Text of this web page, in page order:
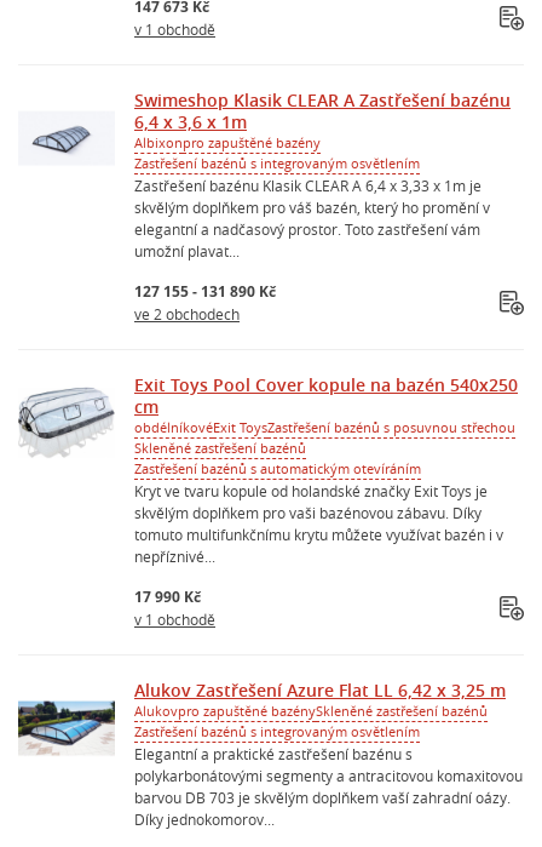
147 673 Kč
v 1 obchodě
Swimeshop Klasik CLEAR A Zastřešení bazénu
6,4 x 3,6 x 1m
Albixonpro zapuštěné bazény
Zastřešení bazénů s integrovaným osvětlením
Zastřešení bazénu Klasik CLEAR A 6,4 x 3,33 x 1m je
skvělým doplňkem pro váš bazén, který ho promění v
elegantní a nadčasový prostor. Toto zastřešení vám
umožní plavat...
127 155 - 131 890 Kč
ve 2 obchodech
Exit Toys Pool Cover kopule na bazén 540x250
cm
obdélníkovéExit ToysZastřešení bazénů s posuvnou střechou
Skleněné zastřešení bazénů
Zastřešení bazénů s automatickým otevíráním
Kryt ve tvaru kopule od holandské značky Exit Toys je
skvělým doplňkem pro vaši bazénovou zábavu. Díky
tomuto multifunkčnímu krytu můžete využívat bazén i v
nepříznivé...
17 990 Kč
v 1 obchodě
Alukov Zastřešení Azure Flat LL 6,42 x 3,25 m
Alukovpro zapuštěné bazénySkleněné zastřešení bazénů
Zastřešení bazénů s integrovaným osvětlením
Elegantní a praktické zastřešení bazénu s
polykarbonátovými segmenty a antracitovou komaxitovou
barvou DB 703 je skvělým doplňkem vaší zahradní oázy.
Díky jednokomorov...